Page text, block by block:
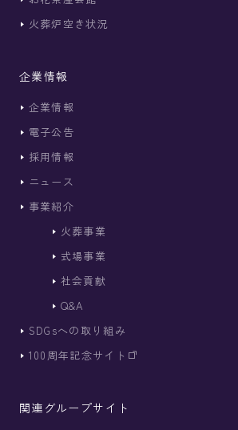
火葬炉空き状況
企業情報
企業情報
電子公告
採用情報
ニュース
事業紹介
火葬事業
式場事業
社会貢献
Q&A
SDGsへの取り組み
100周年記念サイト
関連グループサイト